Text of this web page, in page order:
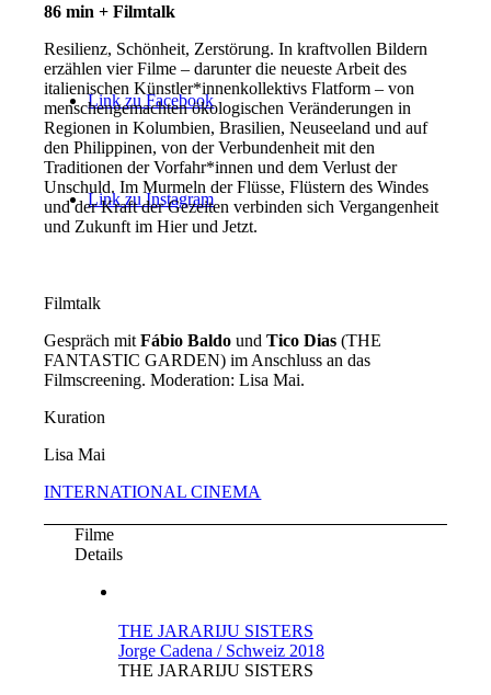
Link zu Facebook
Link zu Instagram
86 min + Filmtalk
Resilienz, Schönheit, Zerstörung. In kraftvollen Bildern
erzählen vier Filme – darunter die neueste Arbeit des
italienischen Künstler*innenkollektivs Flatform – von
menschengemachten ökologischen Veränderungen in
Regionen in Kolumbien, Brasilien, Neuseeland und auf
den Philippinen, von der Verbundenheit mit den
Traditionen der Vorfahr*innen und dem Verlust der
Unschuld. Im Murmeln der Flüsse, Flüstern des Windes
und der Kraft der Gezeiten verbinden sich Vergangenheit
und Zukunft im Hier und Jetzt.
Filmtalk
Gespräch mitFábio Baldo undTico Dias (THE
FANTASTIC GARDEN) im Anschluss an das
Filmscreening. Moderation: Lisa Mai.
Kuration
Lisa Mai
INTERNATIONAL CINEMA
Filme
Details
THE JARARIJU SISTERS
Jorge Cadena / Schweiz 2018
THE JARARIJU SISTERS